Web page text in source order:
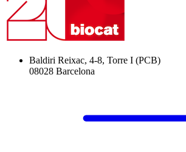
Baldiri Reixac, 4-8, Torre I (PCB)
08028 Barcelona